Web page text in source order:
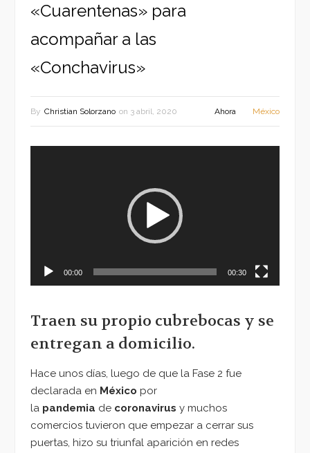
«Cuarentenas» para
acompañar a las
«Conchavirus»
By Christian Solorzano on 3 abril, 2020 Ahora México
00:00 00:30
Traen su propio cubrebocas y se
entregan a domicilio.
Hace unos días, luego de que la Fase 2 fue
declarada en México por
la pandemia de coronavirus y muchos
comercios tuvieron que empezar a cerrar sus
puertas, hizo su triunfal aparición en redes